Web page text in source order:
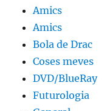
Amics
Amics
Bola de Drac
Coses meves
DVD/BlueRay
Futurologia